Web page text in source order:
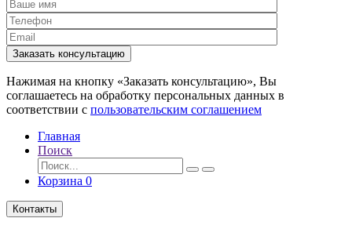
Заказать консультацию
Нажимая на кнопку «Заказать консультацию», Вы
соглашаетесь на обработку персональных данных в
соответствии с пользовательским соглашением
Главная
Поиск
Корзина 0
Контакты